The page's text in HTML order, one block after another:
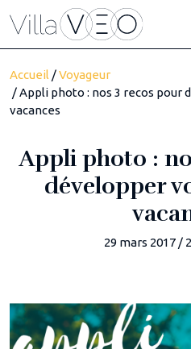
Accueil /Voyageur
/ Appli photo : nos 3 recos pour
vacances
Appli photo :
développer
29 mars 2017 /